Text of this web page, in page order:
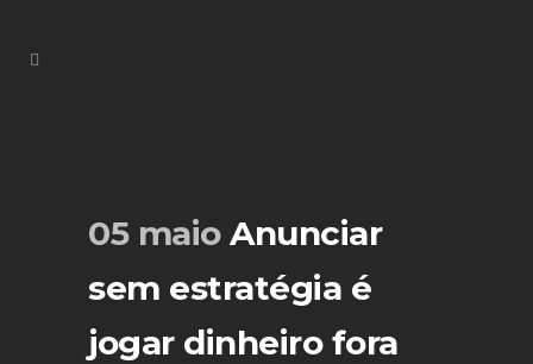
05 maioAnunciar
sem estratégia é
jogar dinheiro fora